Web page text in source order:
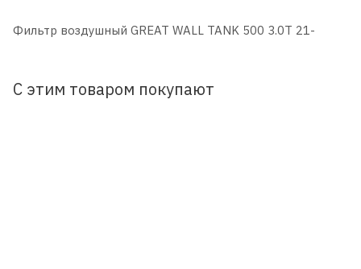
Фильтр воздушный GREAT WALL TANK 500 3.0T 21-
С этим товаром покупают